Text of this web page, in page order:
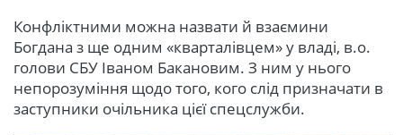
Конфліктними можна назвати й взаємини
Богдана з ще одним «кварталівцем» у владі, в.о.
голови СБУ Іваном Бакановим. З ним у нього
непорозуміння щодо того, кого слід призначати в
заступники очільника цієї спецслужби.